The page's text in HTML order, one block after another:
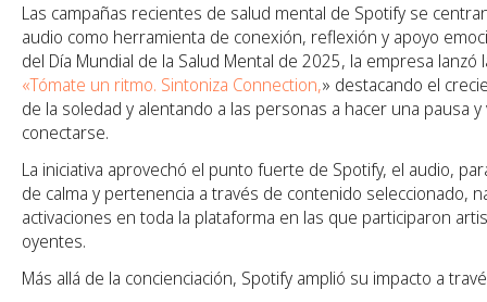
Las campañas recientes de salud mental de Spotify se
audio como herramienta de conexión, reflexión y apoyo
del Día Mundial de la Salud Mental de 2025, la empresa lanzó
«Tómate un ritmo. Sintoniza Connection,» destacando el
de la soledad y alentando a las personas a hacer una pausa y
conectarse.
La iniciativa aprovechó el punto fuerte de Spotify, el audio,
de calma y pertenencia a través de contenido seleccionado,
activaciones en toda la plataforma en las que participaron
oyentes.
Más allá de la concienciación, Spotify amplió su impacto a